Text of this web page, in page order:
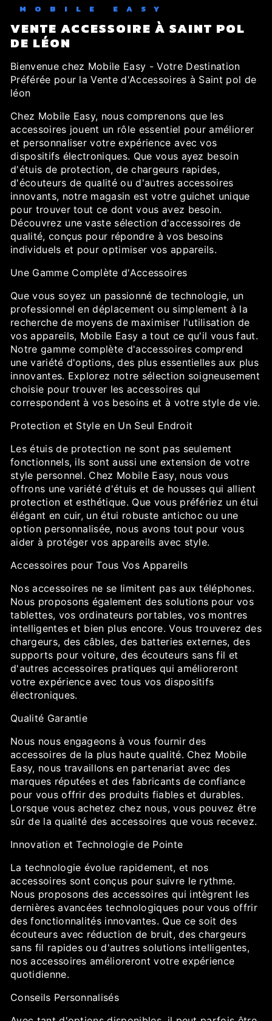
MOBILE EASY
VENTE ACCESSOIRE À SAINT POL
DE LÉON
Bienvenue chez Mobile Easy - Votre Destination
Préférée pour la Vente d'Accessoires à Saint pol de
léon
Chez Mobile Easy, nous comprenons que les
accessoires jouent un rôle essentiel pour améliorer
et personnaliser votre expérience avec vos
dispositifs électroniques. Que vous ayez besoin
d'étuis de protection, de chargeurs rapides,
d'écouteurs de qualité ou d'autres accessoires
innovants, notre magasin est votre guichet unique
pour trouver tout ce dont vous avez besoin.
Découvrez une vaste sélection d'accessoires de
qualité, conçus pour répondre à vos besoins
individuels et pour optimiser vos appareils.
Une Gamme Complète d'Accessoires
Que vous soyez un passionné de technologie, un
professionnel en déplacement ou simplement à la
recherche de moyens de maximiser l'utilisation de
vos appareils, Mobile Easy a tout ce qu'il vous faut.
Notre gamme complète d'accessoires comprend
une variété d'options, des plus essentielles aux plus
innovantes. Explorez notre sélection soigneusement
choisie pour trouver les accessoires qui
correspondent à vos besoins et à votre style de vie.
Protection et Style en Un Seul Endroit
Les étuis de protection ne sont pas seulement
fonctionnels, ils sont aussi une extension de votre
style personnel. Chez Mobile Easy, nous vous
offrons une variété d'étuis et de housses qui allient
protection et esthétique. Que vous préfériez un étui
élégant en cuir, un étui robuste antichoc ou une
option personnalisée, nous avons tout pour vous
aider à protéger vos appareils avec style.
Accessoires pour Tous Vos Appareils
Nos accessoires ne se limitent pas aux téléphones.
Nous proposons également des solutions pour vos
tablettes, vos ordinateurs portables, vos montres
intelligentes et bien plus encore. Vous trouverez des
chargeurs, des câbles, des batteries externes, des
supports pour voiture, des écouteurs sans fil et
d'autres accessoires pratiques qui amélioreront
votre expérience avec tous vos dispositifs
électroniques.
Qualité Garantie
Nous nous engageons à vous fournir des
accessoires de la plus haute qualité. Chez Mobile
Easy, nous travaillons en partenariat avec des
marques réputées et des fabricants de confiance
pour vous offrir des produits fiables et durables.
Lorsque vous achetez chez nous, vous pouvez être
sûr de la qualité des accessoires que vous recevez.
Innovation et Technologie de Pointe
La technologie évolue rapidement, et nos
accessoires sont conçus pour suivre le rythme.
Nous proposons des accessoires qui intègrent les
dernières avancées technologiques pour vous offrir
des fonctionnalités innovantes. Que ce soit des
écouteurs avec réduction de bruit, des chargeurs
sans fil rapides ou d'autres solutions intelligentes,
nos accessoires amélioreront votre expérience
quotidienne.
Conseils Personnalisés